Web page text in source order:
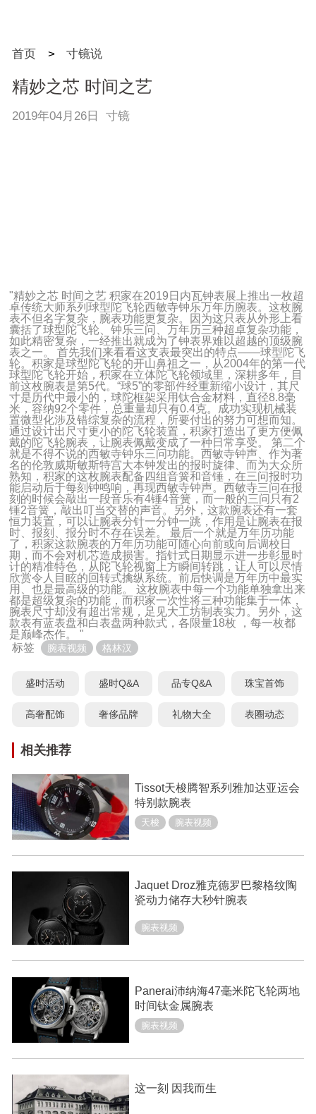
首页 > 寸镜说
精妙之芯 时间之艺
2019年04月26日 寸镜
"精妙之芯 时间之艺 积家在2019日内瓦钟表展上推出一枚超
卓传统大师系列球型陀飞轮西敏寺钟乐万年历腕表。这枚腕
表不但名字复杂，腕表功能更复杂。因为这只表从外形上看
囊括了球型陀飞轮、钟乐三问、万年历三种超卓复杂功能，
如此精密复杂，一经推出就成为了钟表界难以超越的顶级腕
表之一。 首先我们来看看这支表最突出的特点——球型陀飞
轮。积家是球型陀飞轮的开山鼻祖之一，从2004年的第一代
球型陀飞轮开始，积家在立体陀飞轮领域里，深耕多年，目
前这枚腕表是第5代。“球5”的零部件经重新缩小设计，其尺
寸是历代中最小的，球陀框架采用钛合金材料，直径8.8毫
米，容纳92个零件，总重量却只有0.4克。成功实现机械装
置微型化涉及错综复杂的流程，所要付出的努力可想而知。
通过设计出尺寸更小的陀飞轮装置，积家打造出了更方便佩
戴的陀飞轮腕表，让腕表佩戴变成了一种日常享受。 第二个
就是不得不说的西敏寺钟乐三问功能。西敏寺钟声、作为著
名的伦敦威斯敏斯特宫大本钟发出的报时旋律、而为大众所
熟知，积家的这枚腕表配备四组音簧和音锤，在三问报时功
能启动后于每刻钟鸣响，再现西敏寺钟声。西敏寺三问在报
刻的时候会敲出一段音乐有4锤4音簧，而一般的三问只有2
锤2音簧，敲出叮当交替的声音。另外，这款腕表还有一套
恒力装置，可以让腕表分针一分钟一跳，作用是让腕表在报
时、报刻、报分时不存在误差。 最后一个就是万年历功能
了，积家这款腕表的万年历功能可随心向前或向后调校日
期，而不会对机芯造成损害。指针式日期显示进一步彰显时
计的精准特色，从陀飞轮视窗上方瞬间转跳，让人可以尽情
欣赏令人目眩的回转式擒纵系统。前后快调是万年历中最实
用、也是最高级的功能。 这枚腕表中每一个功能单独拿出来
都是超级复杂的功能，而积家一次性将三种功能集于一体，
腕表尺寸却没有超出常规，足见大工坊制表实力。另外，这
款表有蓝表盘和白表盘两种款式，各限量18枚 ，每一枚都
是巅峰杰作。 "
标签
腕表视频 格林汉
盛时活动 盛时Q&A 品专Q&A 珠宝首饰
高奢配饰 奢侈品牌 礼物大全 表圈动态
相关推荐
Tissot天梭腾智系列雅加达亚运会
特别款腕表
天梭 腕表视频
Jaquet Droz雅克德罗巴黎格纹陶
瓷动力储存大秒针腕表
腕表视频
Panerai沛纳海47毫米陀飞轮两地
时间钛金属腕表
腕表视频
这一刻 因我而生